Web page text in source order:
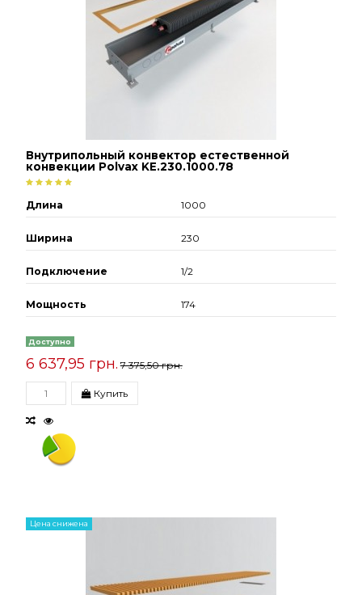
Внутрипольный конвектор естественной
конвекции Polvax KE.230.1000.78
Длина 1000
Ширина 230
Подключение 1/2
Мощность 174
Доступно
6 637,95 грн. 7 375,50 грн.
Купить
Цена снижена